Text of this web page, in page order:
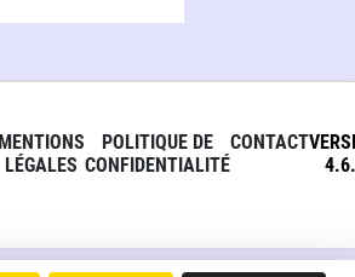
MENTIONS
LÉGALES
POLITIQUE DE
CONFIDENTIALITÉ
CONTACT